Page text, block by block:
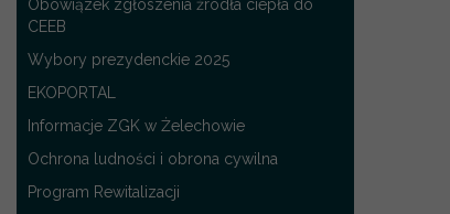
Obowiązek zgłoszenia źródła ciepła do
CEEB
Wybory prezydenckie 2025
EKOPORTAL
Informacje ZGK w Żelechowie
Ochrona ludności i obrona cywilna
Program Rewitalizacji